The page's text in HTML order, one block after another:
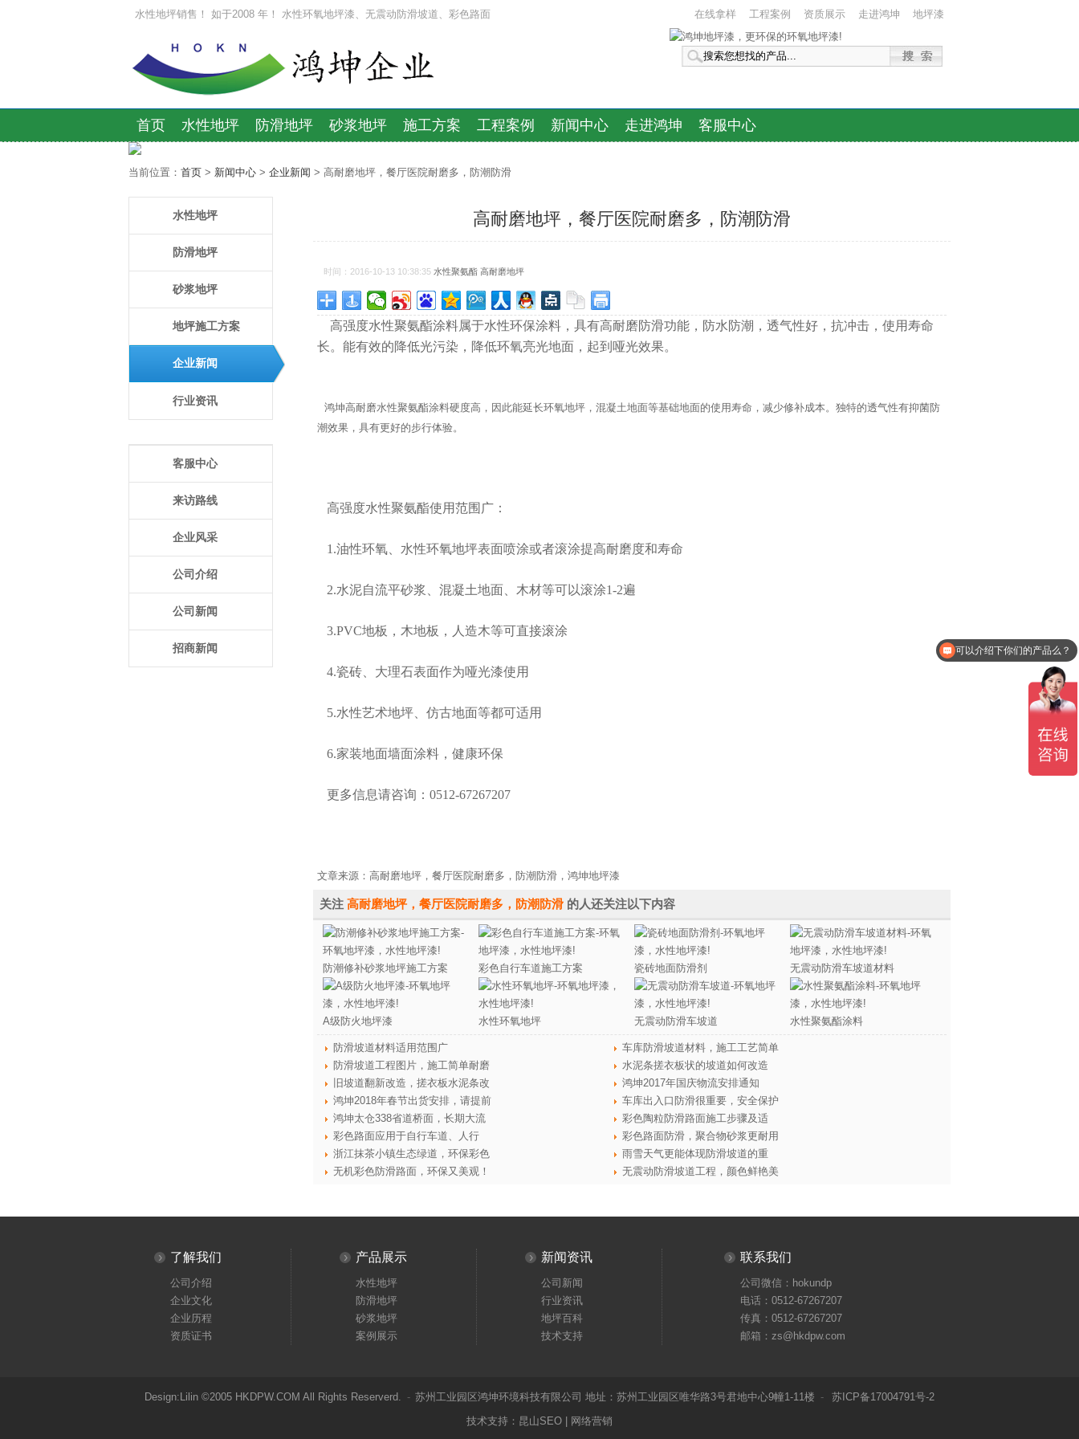
水性地坪销售！ 如于2008 年！ 水性环氧地坪漆、无震动防滑坡道、彩色路面 地坪漆
走进鸿坤
资质展示
工程案例
在线拿样
首页 水性地坪 防滑地坪 砂浆地坪 施工方案 工程案例 新闻中心 走进鸿坤 客服中心
当前位置： 首页 > 新闻中心 > 企业新闻 > 高耐磨地坪，餐厅医院耐磨多，防潮防滑
水性地坪
防滑地坪
砂浆地坪
地坪施工方案
企业新闻
行业资讯
客服中心
来访路线
企业风采
公司介绍
公司新闻
招商新闻
高耐磨地坪，餐厅医院耐磨多，防潮防滑
时间：2016-10-13 10:38:35 水性聚氨酯 高耐磨地坪
高强度水性聚氨酯涂料属于水性环保涂料 ，具有高耐磨防滑功能，防水防潮，透气性好，抗冲击，使用寿命
长。能有效的降低光污染，降低环氧亮光地面，起到哑光效果。
鸿坤高耐磨水性聚氨酯涂料硬度高，因此能延长环氧地坪 ，混凝土地面等基础地面的使用寿命，减少修补成本。独特的透气性有抑菌防
潮效果，具有更好的步行体验。
高强度水性聚氨酯使用范围广：
1.油性环氧、 水性环氧地坪表面喷涂或者滚涂提高耐磨度和寿命
2.水泥自流平砂浆、混凝土地面、木材等可以滚涂1-2遍
3.PVC地板，木地板，人造木等可直接滚涂
4.瓷砖、大理石表面作为哑光漆使用
5.水性艺术地坪 、仿古地面等都可适用
6.家装地面墙面涂料，健康环保
更多信息请咨询：0512-67267207
文章来源： 高耐磨地坪，餐厅医院耐磨多，防潮防滑 ，鸿坤地坪漆
关注 高耐磨地坪，餐厅医院耐磨多，防潮防滑 的人还关注以下内容
防潮修补砂浆地坪施工方案 彩色自行车道施工方案 瓷砖地面防滑剂 无震动防滑车坡道材料
A级防火地坪漆 水性环氧地坪 无震动防滑车坡道 水性聚氨酯涂料
防滑坡道材料适用范围广
车库防滑坡道材料，施工工艺简单
防滑坡道工程图片，施工简单耐磨
水泥条搓衣板状的坡道如何改造
旧坡道翻新改造，搓衣板水泥条改
鸿坤2017年国庆物流安排通知
鸿坤2018年春节出货安排，请提前
车库出入口防滑很重要，安全保护
鸿坤太仓338省道桥面，长期大流
彩色陶粒防滑路面施工步骤及适
彩色路面应用于自行车道、人行
彩色路面防滑，聚合物砂浆更耐用
浙江抹茶小镇生态绿道，环保彩色
雨雪天气更能体现防滑坡道的重
无机彩色防滑路面，环保又美观！
无震动防滑坡道工程，颜色鲜艳美
› 了解我们
公司介绍
企业文化
企业历程
资质证书
› 产品展示
水性地坪
防滑地坪
砂浆地坪
案例展示
› 新闻资讯
公司新闻
行业资讯
地坪百科
技术支持
› 联系我们
公司微信：hokundp
电话：0512-67267207
传真：0512-67267207
邮箱： zs@hkdpw.com
Design:Lilin ©2005 HKDPW.COM All Rights Reserverd. - 苏州工业园区鸿坤环境科技有限公司 地址：苏州工业园区唯华路3号君地中心9幢1-11楼 -
苏ICP备17004791号-2
技术支持： 昆山SEO 网络营销
可以介绍下你们的产品么？